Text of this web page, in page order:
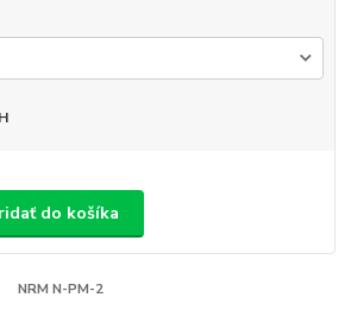
do košíka
NRM N-PM-2